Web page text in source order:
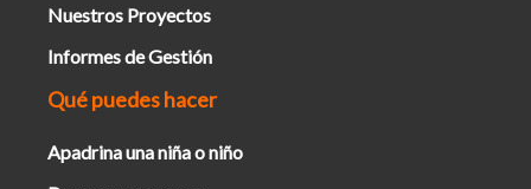
Nuestros Proyectos
Informes de Gestión
Qué puedes hacer
Apadrina una niña o niño